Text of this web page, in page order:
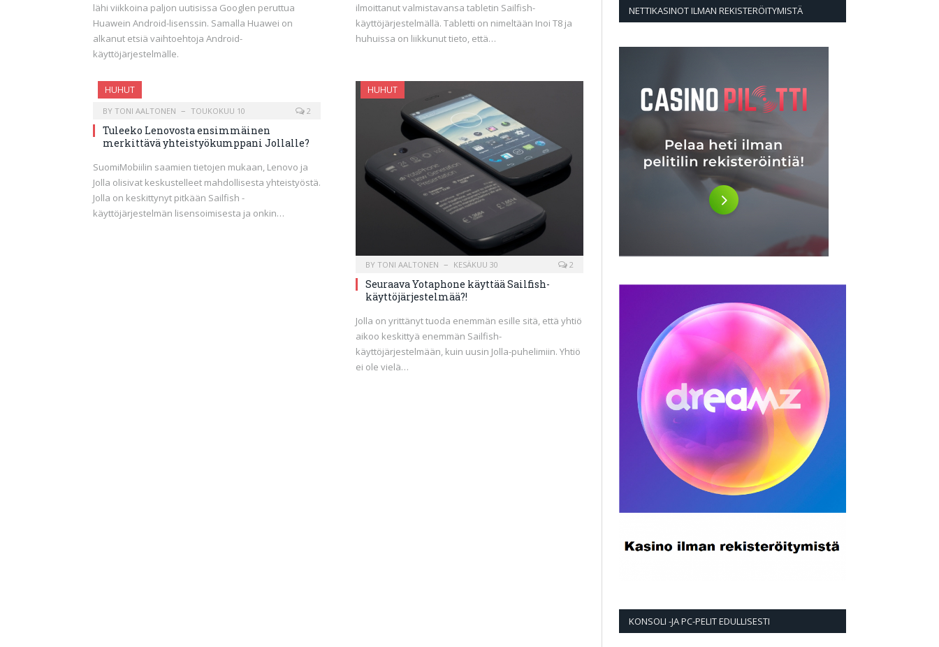
lähi viikkoina paljon uutisissa Googlen peruttua
Huawein Android-lisenssin. Samalla Huawei on
alkanut etsiä vaihtoehtoja Android-
käyttöjärjestelmälle.
ilmoittanut valmistavansa tabletin Sailfish-
käyttöjärjestelmällä. Tabletti on nimeltään Inoi T8 ja
huhuissa on liikkunut tieto, että…
HUHUT
BY TONI AALTONEN TOUKOKUU 10 2
Tuleeko Lenovosta ensimmäinen
merkittävä yhteistyökumppani Jollalle?
SuomiMobiilin saamien tietojen mukaan, Lenovo ja
Jolla olisivat keskustelleet mahdollisesta yhteistyöstä.
Jolla on keskittynyt pitkään Sailfish -
käyttöjärjestelmän lisensoimisesta ja onkin…
HUHUT
BY TONI AALTONEN KESÄKUU 30 2
Seuraava Yotaphone käyttää Sailfish-
käyttöjärjestelmää?!
Jolla on yrittänyt tuoda enemmän esille sitä, että yhtiö
aikoo keskittyä enemmän Sailfish-
käyttöjärjestelmään, kuin uusin Jolla-puhelimiin. Yhtiö
ei ole vielä…
NETTIKASINOT ILMAN REKISTERÖITYMISTÄ
KONSOLI -JA PC-PELIT EDULLISESTI